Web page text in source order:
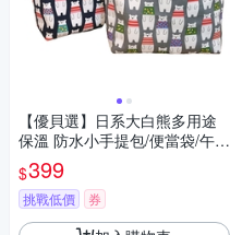
【優貝選】日系大白熊多用途
保溫 防水小手提包/便當袋/午餐
提包(2色)
$399
挑戰低價 券